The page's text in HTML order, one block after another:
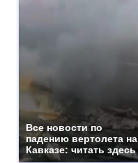
Все новости по
падению вертолета на
Кавказе: читать здесь